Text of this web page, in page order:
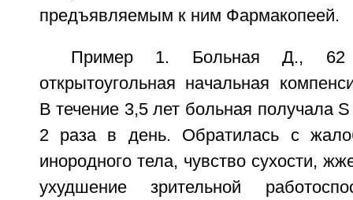
предъявляемым к ним Фармакопеей.
Пример 1. Больная Д., 62
открытоугольная начальная
В течение 3,5 лет больная получала
2 раза в день. Обратилась с
инородного тела, чувство сухости,
ухудшение зрительной